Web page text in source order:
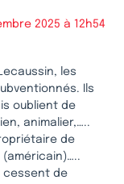
2025 à 12h54
les
Ils
oublient de
animalier,…..
de
cessent de